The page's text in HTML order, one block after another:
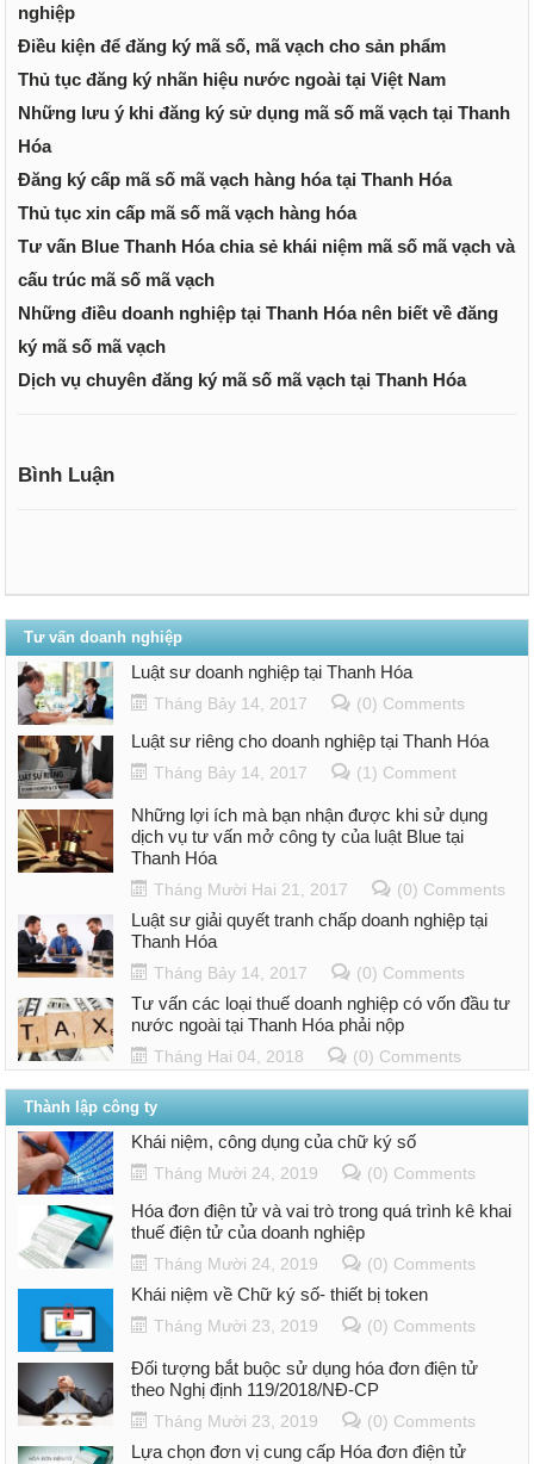
nghiệp
Điều kiện để đăng ký mã số, mã vạch cho sản phẩm
Thủ tục đăng ký nhãn hiệu nước ngoài tại Việt Nam
Những lưu ý khi đăng ký sử dụng mã số mã vạch tại Thanh
Hóa
Đăng ký cấp mã số mã vạch hàng hóa tại Thanh Hóa
Thủ tục xin cấp mã số mã vạch hàng hóa
Tư vấn Blue Thanh Hóa chia sẻ khái niệm mã số mã vạch và
cấu trúc mã số mã vạch
Những điều doanh nghiệp tại Thanh Hóa nên biết về đăng
ký mã số mã vạch
Dịch vụ chuyên đăng ký mã số mã vạch tại Thanh Hóa
Bình Luận
Tư vấn doanh nghiệp
Luật sư doanh nghiệp tại Thanh Hóa
Tháng Bảy 14, 2017 (0) Comments
Luật sư riêng cho doanh nghiệp tại Thanh Hóa
Tháng Bảy 14, 2017 (1) Comment
Những lợi ích mà bạn nhận được khi sử dụng
dịch vụ tư vấn mở công ty của luật Blue tại
Thanh Hóa
Tháng Mười Hai 21, 2017 (0) Comments
Luật sư giải quyết tranh chấp doanh nghiệp tại
Thanh Hóa
Tháng Bảy 14, 2017 (0) Comments
Tư vấn các loại thuế doanh nghiệp có vốn đầu tư
nước ngoài tại Thanh Hóa phải nộp
Tháng Hai 04, 2018 (0) Comments
Thành lập công ty
Khái niệm, công dụng của chữ ký số
Tháng Mười 24, 2019 (0) Comments
Hóa đơn điện tử và vai trò trong quá trình kê khai
thuế điện tử của doanh nghiệp
Tháng Mười 24, 2019 (0) Comments
Khái niệm về Chữ ký số- thiết bị token
Tháng Mười 23, 2019 (0) Comments
Đối tượng bắt buộc sử dụng hóa đơn điện tử
theo Nghị định 119/2018/NĐ-CP
Tháng Mười 23, 2019 (0) Comments
Lựa chọn đơn vị cung cấp Hóa đơn điện tử